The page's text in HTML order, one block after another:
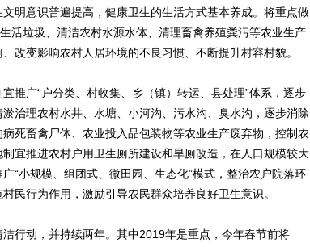
明意识普遍提高，健康卫生的生活方式基本养成。将重点做
活垃圾、清洁农村水源水体、清理畜禽养殖粪污等农业生产
改变影响农村人居环境的不良习惯、不断提升村容村貌。
广“户分类、村收集、乡（镇）转运、县处理”体系，逐步
治理农村水井、水塘、小河沟、污水沟、臭水沟，逐步消除
死畜禽尸体、农业投入品包装物等农业生产废弃物，控制农
宜推进农村户用卫生厕所建设和旱厕改造，在人口规模较大
“小规模、组团式、微田园、生态化”模式，整治农户院落环
民行为作用，激励引导农民群众培养良好卫生意识。
动，并持续两年。其中2019年是重点，今年春节前将